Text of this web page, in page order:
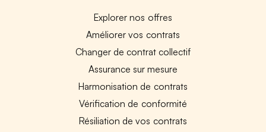
Explorer nos offres
Améliorer vos contrats
Changer de contrat collectif
Assurance sur mesure
Harmonisation de contrats
Vérification de conformité
Résiliation de vos contrats